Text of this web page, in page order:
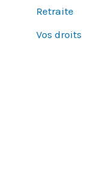
Retraite
Vos droits